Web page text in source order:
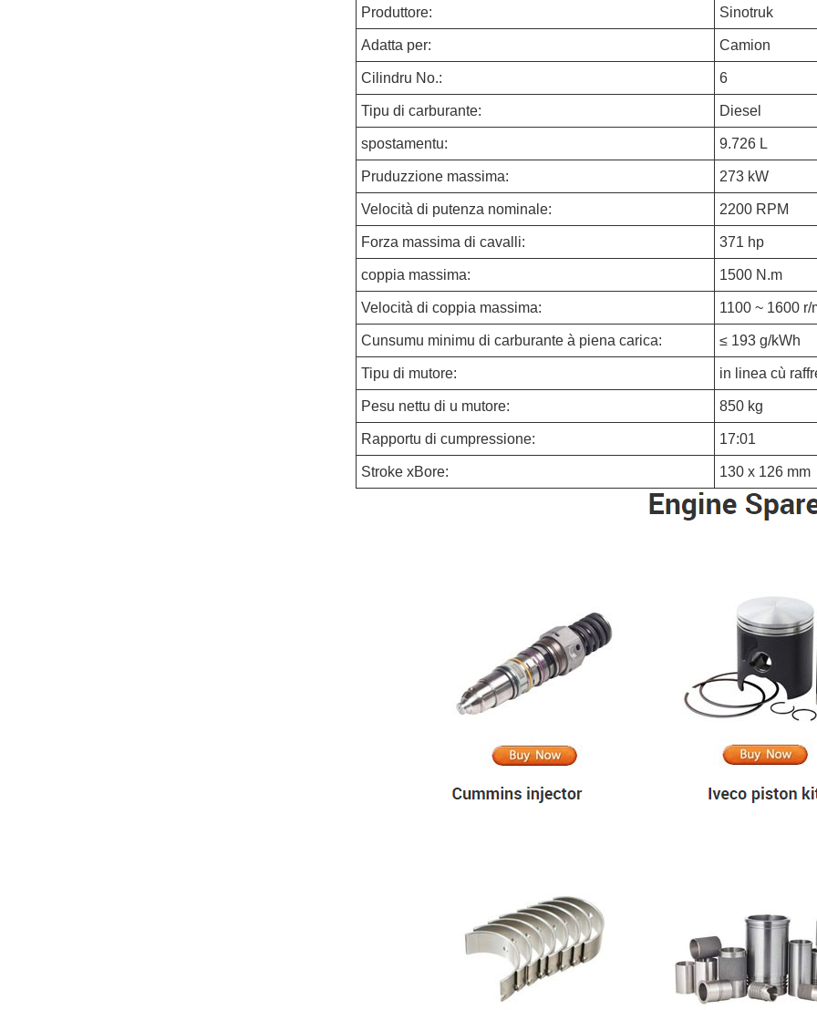
Produttore: Sinotruk
Adatta per: Camion
Cilindru No.: 6
Tipu di carburante: Diesel
spostamentu: 9.726 L
Pruduzzione massima: 273 kW
Velocità di putenza nominale: 2200 RPM
Forza massima di cavalli: 371 hp
coppia massima: 1500 N.m
Velocità di coppia massima: 1100 ~ 1600 r/
Cunsumu minimu di carburante à piena carica: ≤ 193 g/kWh
Tipu di mutore: in linea cù
Pesu nettu di u mutore: 850 kg
Rapportu di cumpressione: 17:01
Stroke xBore: 130 x 126 mm